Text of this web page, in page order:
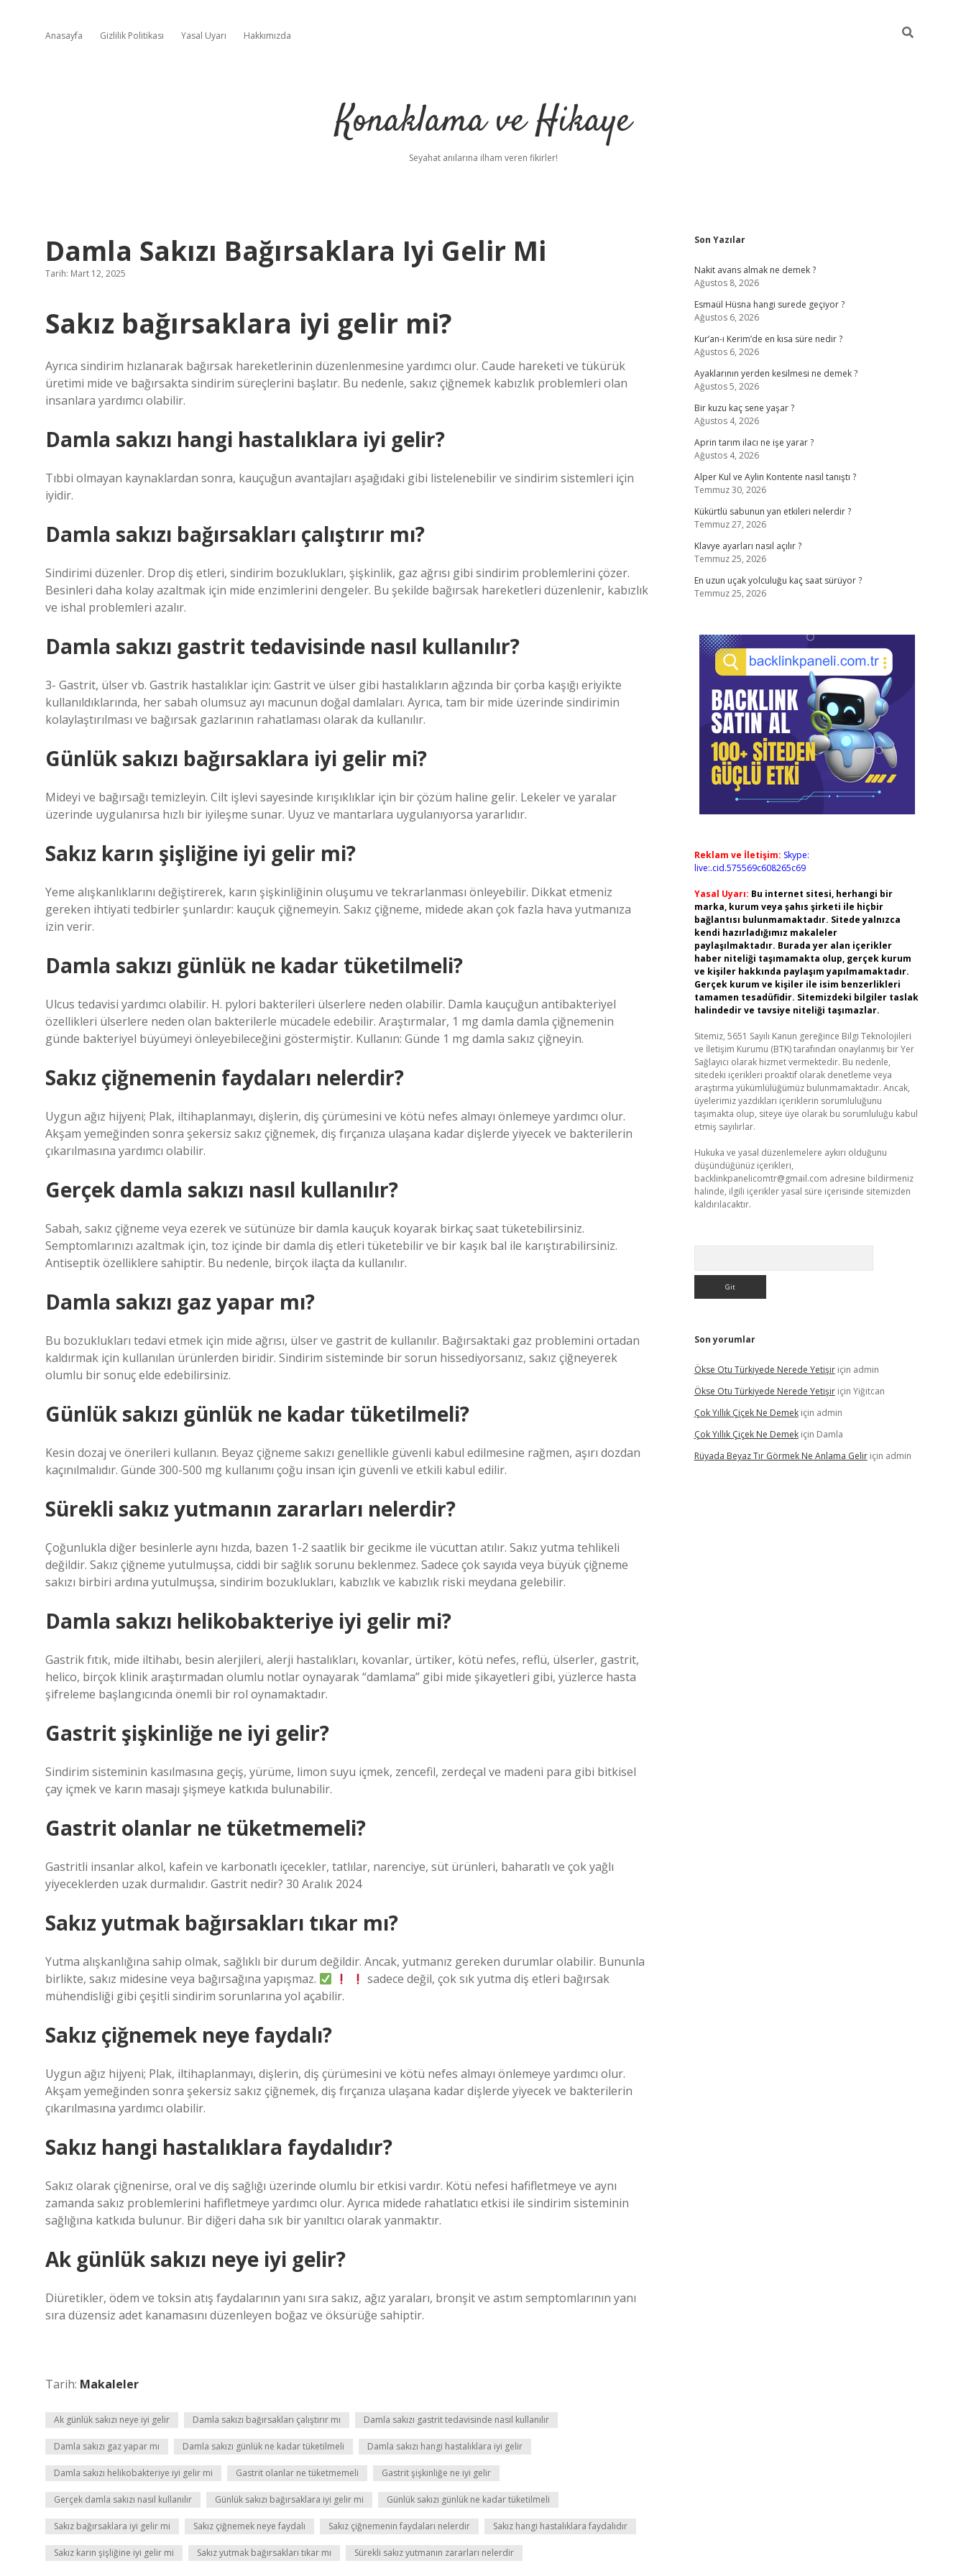
Anasayfa Gizlilik Politikası Yasal Uyarı Hakkımızda
Konaklama ve Hikaye
Seyahat anılarına ilham veren fikirler!
Damla Sakızı Bağırsaklara Iyi Gelir Mi
Tarih: Mart 12, 2025
Sakız bağırsaklara iyi gelir mi?
Ayrıca sindirim hızlanarak bağırsak hareketlerinin düzenlenmesine yardımcı olur. Caude hareketi ve tükürük
üretimi mide ve bağırsakta sindirim süreçlerini başlatır. Bu nedenle, sakız çiğnemek kabızlık problemleri olan
insanlara yardımcı olabilir.
Damla sakızı hangi hastalıklara iyi gelir?
Tıbbi olmayan kaynaklardan sonra, kauçuğun avantajları aşağıdaki gibi listelenebilir ve sindirim sistemleri için
iyidir.
Damla sakızı bağırsakları çalıştırır mı?
Sindirimi düzenler. Drop diş etleri, sindirim bozuklukları, şişkinlik, gaz ağrısı gibi sindirim problemlerini çözer.
Besinleri daha kolay azaltmak için mide enzimlerini dengeler. Bu şekilde bağırsak hareketleri düzenlenir, kabızlık
ve ishal problemleri azalır.
Damla sakızı gastrit tedavisinde nasıl kullanılır?
3- Gastrit, ülser vb. Gastrik hastalıklar için: Gastrit ve ülser gibi hastalıkların ağzında bir çorba kaşığı eriyikte
kullanıldıklarında, her sabah olumsuz ayı macunun doğal damlaları. Ayrıca, tam bir mide üzerinde sindirimin
kolaylaştırılması ve bağırsak gazlarının rahatlaması olarak da kullanılır.
Günlük sakızı bağırsaklara iyi gelir mi?
Mideyi ve bağırsağı temizleyin. Cilt işlevi sayesinde kırışıklıklar için bir çözüm haline gelir. Lekeler ve yaralar
üzerinde uygulanırsa hızlı bir iyileşme sunar. Uyuz ve mantarlara uygulanıyorsa yararlıdır.
Sakız karın şişliğine iyi gelir mi?
Yeme alışkanlıklarını değiştirerek, karın şişkinliğinin oluşumu ve tekrarlanması önleyebilir. Dikkat etmeniz
gereken ihtiyati tedbirler şunlardır: kauçuk çiğnemeyin. Sakız çiğneme, midede akan çok fazla hava yutmanıza
izin verir.
Damla sakızı günlük ne kadar tüketilmeli?
Ulcus tedavisi yardımcı olabilir. H. pylori bakterileri ülserlere neden olabilir. Damla kauçuğun antibakteriyel
özellikleri ülserlere neden olan bakterilerle mücadele edebilir. Araştırmalar, 1 mg damla damla çiğnemenin
günde bakteriyel büyümeyi önleyebileceğini göstermiştir. Kullanın: Günde 1 mg damla sakız çiğneyin.
Sakız çiğnemenin faydaları nelerdir?
Uygun ağız hijyeni; Plak, iltihaplanmayı, dişlerin, diş çürümesini ve kötü nefes almayı önlemeye yardımcı olur.
Akşam yemeğinden sonra şekersiz sakız çiğnemek, diş fırçanıza ulaşana kadar dişlerde yiyecek ve bakterilerin
çıkarılmasına yardımcı olabilir.
Gerçek damla sakızı nasıl kullanılır?
Sabah, sakız çiğneme veya ezerek ve sütünüze bir damla kauçuk koyarak birkaç saat tüketebilirsiniz.
Semptomlarınızı azaltmak için, toz içinde bir damla diş etleri tüketebilir ve bir kaşık bal ile karıştırabilirsiniz.
Antiseptik özelliklere sahiptir. Bu nedenle, birçok ilaçta da kullanılır.
Damla sakızı gaz yapar mı?
Bu bozuklukları tedavi etmek için mide ağrısı, ülser ve gastrit de kullanılır. Bağırsaktaki gaz problemini ortadan
kaldırmak için kullanılan ürünlerden biridir. Sindirim sisteminde bir sorun hissediyorsanız, sakız çiğneyerek
olumlu bir sonuç elde edebilirsiniz.
Günlük sakızı günlük ne kadar tüketilmeli?
Kesin dozaj ve önerileri kullanın. Beyaz çiğneme sakızı genellikle güvenli kabul edilmesine rağmen, aşırı dozdan
kaçınılmalıdır. Günde 300-500 mg kullanımı çoğu insan için güvenli ve etkili kabul edilir.
Sürekli sakız yutmanın zararları nelerdir?
Çoğunlukla diğer besinlerle aynı hızda, bazen 1-2 saatlik bir gecikme ile vücuttan atılır. Sakız yutma tehlikeli
değildir. Sakız çiğneme yutulmuşsa, ciddi bir sağlık sorunu beklenmez. Sadece çok sayıda veya büyük çiğneme
sakızı birbiri ardına yutulmuşsa, sindirim bozuklukları, kabızlık ve kabızlık riski meydana gelebilir.
Damla sakızı helikobakteriye iyi gelir mi?
Gastrik fıtık, mide iltihabı, besin alerjileri, alerji hastalıkları, kovanlar, ürtiker, kötü nefes, reflü, ülserler, gastrit,
helico, birçok klinik araştırmadan olumlu notlar oynayarak “damlama” gibi mide şikayetleri gibi, yüzlerce hasta
şifreleme başlangıcında önemli bir rol oynamaktadır.
Gastrit şişkinliğe ne iyi gelir?
Sindirim sisteminin kasılmasına geçiş, yürüme, limon suyu içmek, zencefil, zerdeçal ve madeni para gibi bitkisel
çay içmek ve karın masajı şişmeye katkıda bulunabilir.
Gastrit olanlar ne tüketmemeli?
Gastritli insanlar alkol, kafein ve karbonatlı içecekler, tatlılar, narenciye, süt ürünleri, baharatlı ve çok yağlı
yiyeceklerden uzak durmalıdır. Gastrit nedir? 30 Aralık 2024
Sakız yutmak bağırsakları tıkar mı?
Yutma alışkanlığına sahip olmak, sağlıklı bir durum değildir. Ancak, yutmanız gereken durumlar olabilir. Bununla
birlikte, sakız midesine veya bağırsağına yapışmaz.
sadece değil, çok sık yutma diş etleri bağırsak
mühendisliği gibi çeşitli sindirim sorunlarına yol açabilir.
Sakız çiğnemek neye faydalı?
Uygun ağız hijyeni; Plak, iltihaplanmayı, dişlerin, diş çürümesini ve kötü nefes almayı önlemeye yardımcı olur.
Akşam yemeğinden sonra şekersiz sakız çiğnemek, diş fırçanıza ulaşana kadar dişlerde yiyecek ve bakterilerin
çıkarılmasına yardımcı olabilir.
Sakız hangi hastalıklara faydalıdır?
Sakız olarak çiğnenirse, oral ve diş sağlığı üzerinde olumlu bir etkisi vardır. Kötü nefesi hafifletmeye ve aynı
zamanda sakız problemlerini hafifletmeye yardımcı olur. Ayrıca midede rahatlatıcı etkisi ile sindirim sisteminin
sağlığına katkıda bulunur. Bir diğeri daha sık bir yanıltıcı olarak yanmaktır.
Ak günlük sakızı neye iyi gelir?
Diüretikler, ödem ve toksin atış faydalarının yanı sıra sakız, ağız yaraları, bronşit ve astım semptomlarının yanı
sıra düzensiz adet kanamasını düzenleyen boğaz ve öksürüğe sahiptir.
Tarih: Makaleler
Ak günlük sakızı neye iyi gelir Damla sakızı bağırsakları çalıştırır mı Damla sakızı gastrit tedavisinde nasıl kullanılır
Damla sakızı gaz yapar mı Damla sakızı günlük ne kadar tüketilmeli Damla sakızı hangi hastalıklara iyi gelir
Damla sakızı helikobakteriye iyi gelir mi Gastrit olanlar ne tüketmemeli Gastrit şişkinliğe ne iyi gelir
Gerçek damla sakızı nasıl kullanılır Günlük sakızı bağırsaklara iyi gelir mi Günlük sakızı günlük ne kadar tüketilmeli
Sakız bağırsaklara iyi gelir mi Sakız çiğnemek neye faydalı Sakız çiğnemenin faydaları nelerdir Sakız hangi hastalıklara faydalıdır
Sakız karın şişliğine iyi gelir mi Sakız yutmak bağırsakları tıkar mı Sürekli sakız yutmanın zararları nelerdir
Sidebar
Son Yazılar
Nakit avans almak ne demek ?
Ağustos 8, 2026
Esmaül Hüsna hangi surede geçiyor ?
Ağustos 6, 2026
Kur’an-ı Kerim’de en kısa süre nedir ?
Ağustos 6, 2026
Ayaklarının yerden kesilmesi ne demek ?
Ağustos 5, 2026
Bir kuzu kaç sene yaşar ?
Ağustos 4, 2026
Aprin tarım ilacı ne işe yarar ?
Ağustos 4, 2026
Alper Kul ve Aylin Kontente nasıl tanıştı ?
Temmuz 30, 2026
Kükürtlü sabunun yan etkileri nelerdir ?
Temmuz 27, 2026
Klavye ayarları nasıl açılır ?
Temmuz 25, 2026
En uzun uçak yolculuğu kaç saat sürüyor ?
Temmuz 25, 2026
Reklam ve İletişim: Skype:
live:.cid.575569c608265c69
Yasal Uyarı: Bu internet sitesi, herhangi bir
marka, kurum veya şahıs şirketi ile hiçbir
bağlantısı bulunmamaktadır. Sitede yalnızca
kendi hazırladığımız makaleler
paylaşılmaktadır. Burada yer alan içerikler
haber niteliği taşımamakta olup, gerçek kurum
ve kişiler hakkında paylaşım yapılmamaktadır.
Gerçek kurum ve kişiler ile isim benzerlikleri
tamamen tesadüfidir. Sitemizdeki bilgiler taslak
halindedir ve tavsiye niteliği taşımazlar.
Sitemiz, 5651 Sayılı Kanun gereğince Bilgi Teknolojileri
ve İletişim Kurumu (BTK) tarafından onaylanmış bir Yer
Sağlayıcı olarak hizmet vermektedir. Bu nedenle,
sitedeki içerikleri proaktif olarak denetleme veya
araştırma yükümlülüğümüz bulunmamaktadır. Ancak,
üyelerimiz yazdıkları içeriklerin sorumluluğunu
taşımakta olup, siteye üye olarak bu sorumluluğu kabul
etmiş sayılırlar.
Hukuka ve yasal düzenlemelere aykırı olduğunu
düşündüğünüz içerikleri,
backlinkpanelicomtr@gmail.com adresine bildirmeniz
halinde, ilgili içerikler yasal süre içerisinde sitemizden
kaldırılacaktır.
Son yorumlar
Ökse Otu Türkiyede Nerede Yetişiriçin admin
Ökse Otu Türkiyede Nerede Yetişiriçin Yiğitcan
Çok Yıllık Çiçek Ne Demekiçin admin
Çok Yıllık Çiçek Ne Demekiçin Damla
Rüyada Beyaz Tır Görmek Ne Anlama Geliriçin admin
ilbet yeni giriş